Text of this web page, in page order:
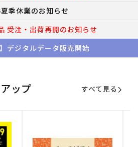
季休業のお知らせ
受注・出荷再開のお知らせ
】デジタルデータ販売開始
ップ すべて見る